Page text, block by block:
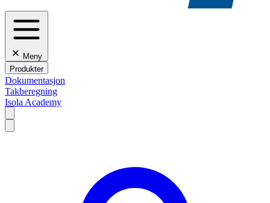
Meny
Produkter
Dokumentasjon
Takberegning
Isola Academy